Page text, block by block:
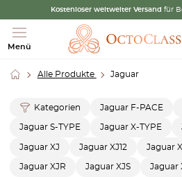
Kostenloser weltweiter Versand für
Menü
Alle Produkte Jaguar
Kategorien Jaguar F-PACE
Jaguar S-TYPE Jaguar X-TYPE
Jaguar XJ Jaguar XJ12 Jaguar
Jaguar XJR Jaguar XJS Jaguar